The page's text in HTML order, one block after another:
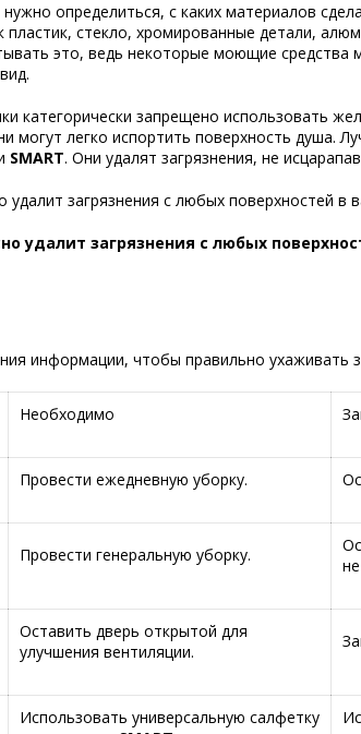
определиться, с каких материалов
пластик, стекло, хромированные детали,
это, ведь некоторые моющие средства
категорически запрещено использовать
могут легко испортить поверхность душа.
SMART. Они удалят загрязнения, не
удалит загрязнения с любых
информации, чтобы правильно ухаживать
Необходимо
Провести ежедневную уборку.
Провести генеральную уборку.
Оставить дверь открытой для
улучшения вентиляции.
Использовать универсальную салфетку